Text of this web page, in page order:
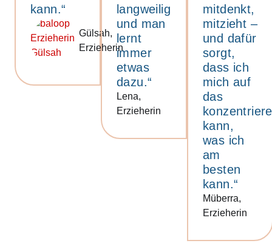
kann.“
Gülsah,
Erzieherin
langweilig
und man
lernt
immer
etwas
dazu.“
Lena,
Erzieherin
mitdenkt,
mitzieht –
und dafür
sorgt,
dass ich
mich auf
das
kann,
was ich
am
besten
kann.“
Müberra,
Erzieherin